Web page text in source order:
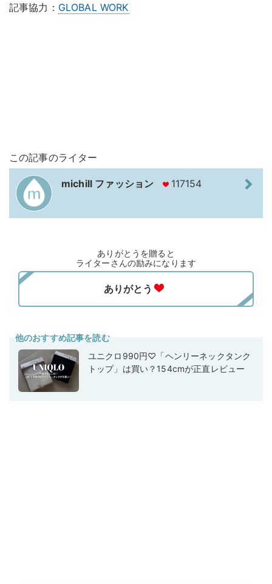
記事協力： GLOBAL WORK
この記事のライター
michill ファッション 117154
ありがとうを贈ると
ライターさんの励みになります
他のおすすめ記事を読む
ユニクロ990円♡「ヘンリーネックタンク
トップ」は買い？154cmが正直レビュー